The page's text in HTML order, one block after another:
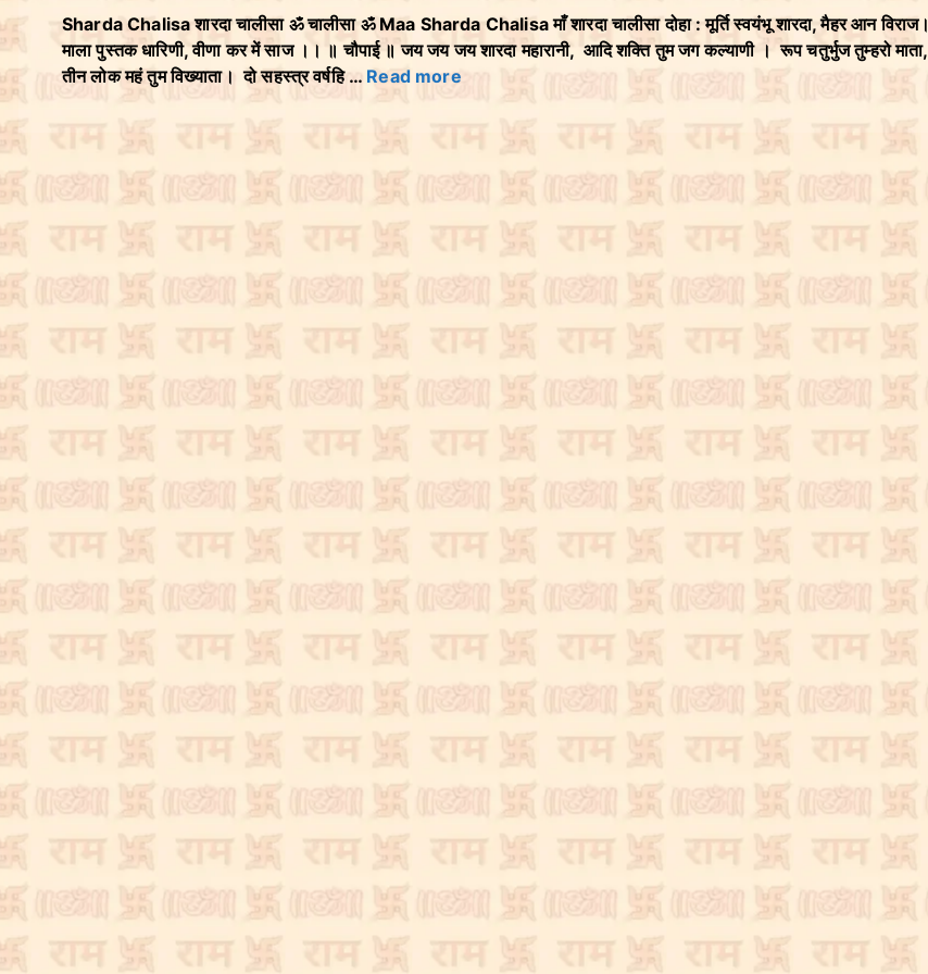
Sharda Chalisa शारदा चालीसा ॐ चालीसा ॐ Maa Sharda Chalisa माँ शारदा चालीसा दोहा : मूर्ति स्वयंभू शारदा, मैहर आन विराज।
माला पुस्तक धारिणी, वीणा कर में साज ।। ॥ चौपाई ॥ जय जय जय शारदा महारानी, आदि शक्ति तुम जग कल्याणी । रूप चतुर्भुज तुम्हरो माता,
तीन लोक महं तुम विख्याता। दो सहस्त्र वर्षहि … Read more